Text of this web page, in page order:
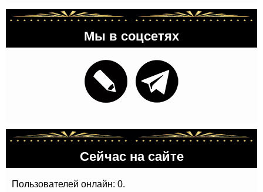
Мы в соцсетях
Сейчас на сайте
Пользователей онлайн: 0.